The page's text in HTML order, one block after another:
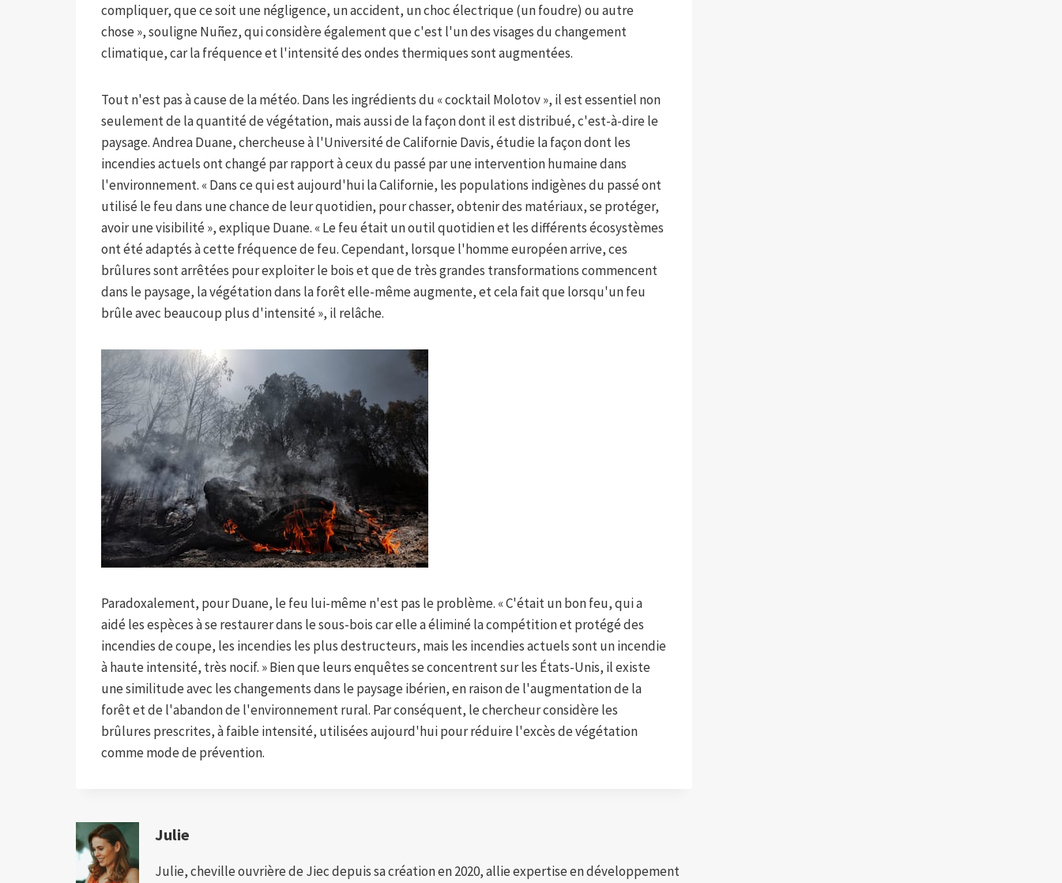
compliquer, que ce soit une négligence, un accident, un choc électrique (un foudre) ou autre
chose », souligne Nuñez, qui considère également que c'est l'un des visages du changement
climatique, car la fréquence et l'intensité des ondes thermiques sont augmentées.
Tout n'est pas à cause de la météo. Dans les ingrédients du « cocktail Molotov », il est essentiel non
seulement de la quantité de végétation, mais aussi de la façon dont il est distribué, c'est-à-dire le
paysage. Andrea Duane, chercheuse à l'Université de Californie Davis, étudie la façon dont les
incendies actuels ont changé par rapport à ceux du passé par une intervention humaine dans
l'environnement. « Dans ce qui est aujourd'hui la Californie, les populations indigènes du passé ont
utilisé le feu dans une chance de leur quotidien, pour chasser, obtenir des matériaux, se protéger,
avoir une visibilité », explique Duane. « Le feu était un outil quotidien et les différents écosystèmes
ont été adaptés à cette fréquence de feu. Cependant, lorsque l'homme européen arrive, ces
brûlures sont arrêtées pour exploiter le bois et que de très grandes transformations commencent
dans le paysage, la végétation dans la forêt elle-même augmente, et cela fait que lorsqu'un feu
brûle avec beaucoup plus d'intensité », il relâche.
Paradoxalement, pour Duane, le feu lui-même n'est pas le problème. « C'était un bon feu, qui a
aidé les espèces à se restaurer dans le sous-bois car elle a éliminé la compétition et protégé des
incendies de coupe, les incendies les plus destructeurs, mais les incendies actuels sont un incendie
à haute intensité, très nocif. » Bien que leurs enquêtes se concentrent sur les États-Unis, il existe
une similitude avec les changements dans le paysage ibérien, en raison de l'augmentation de la
forêt et de l'abandon de l'environnement rural. Par conséquent, le chercheur considère les
brûlures prescrites, à faible intensité, utilisées aujourd'hui pour réduire l'excès de végétation
comme mode de prévention.
Julie
Julie, cheville ouvrière de Jiec depuis sa création en 2020, allie expertise en développement